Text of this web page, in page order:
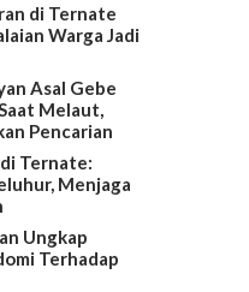
di Ternate
Warga Jadi
Asal Gebe
Melaut,
Pencarian
Ternate:
Menjaga
Ungkap
Terhadap